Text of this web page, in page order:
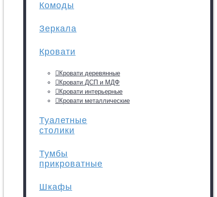
Комоды
Зеркала
Кровати
Кровати деревянные
Кровати ДСП и МДФ
Кровати интерьерные
Кровати металлические
Туалетные
столики
Тумбы
прикроватные
Шкафы